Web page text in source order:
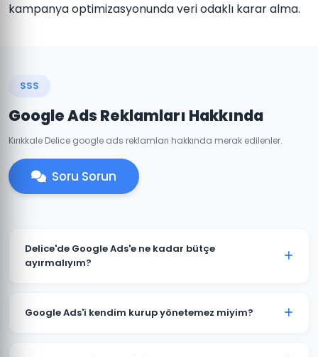
kampanya optimizasyonunda veri odaklı karar alma.
SSS
Google Ads Reklamları Hakkında
Kırıkkale Delice google ads reklamları hakkında merak edilenler.
Soru Sorun
Delice'de Google Ads'e ne kadar bütçe
ayırmalıyım?
ile başlanabilir. Ancak anlamlı sonuçlar için 3.000-
Google Ads'i kendim kurup yönetemez miyim?